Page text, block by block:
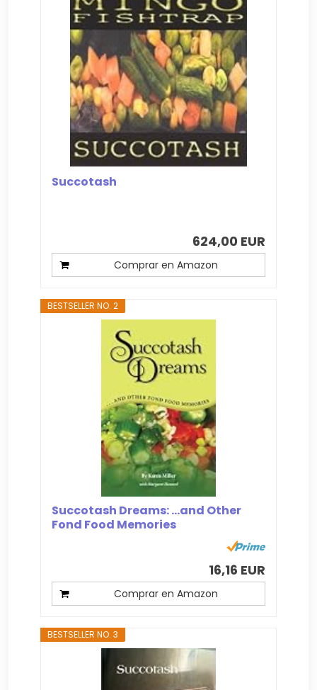
Succotash
624,00 EUR
Comprar en Amazon
BESTSELLER NO. 2
Succotash Dreams: ...and Other
Fond Food Memories
16,16 EUR
Comprar en Amazon
BESTSELLER NO. 3